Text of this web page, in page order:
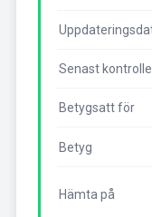
Senast
Betygsatt för
Betyg
Hämta på